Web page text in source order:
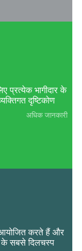
प्रत्येक भागीदार के
दृष्टिकोण
अधिक जानकारी
आयोजित करते हैं और
के सबसे दिलचस्प